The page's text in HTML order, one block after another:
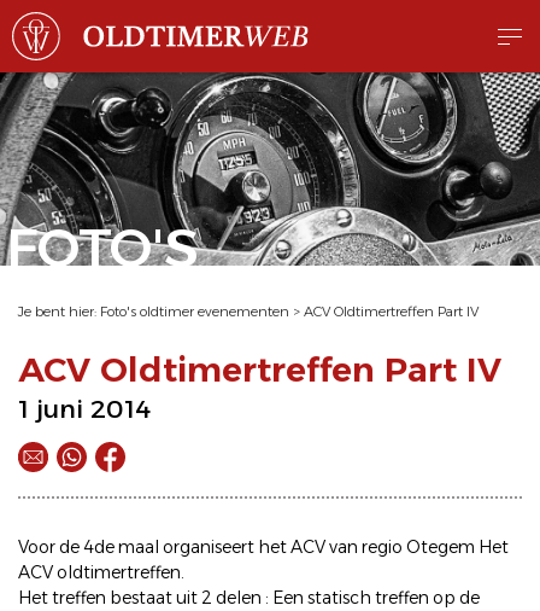
FOTO'S
Je bent hier: Foto's oldtimer evenementen > ACV Oldtimertreffen Part IV
ACV Oldtimertreffen Part IV
1 juni 2014
Voor de 4de maal organiseert het ACV van regio Otegem Het
ACV oldtimertreffen.
Het treffen bestaat uit 2 delen : Een statisch treffen op de